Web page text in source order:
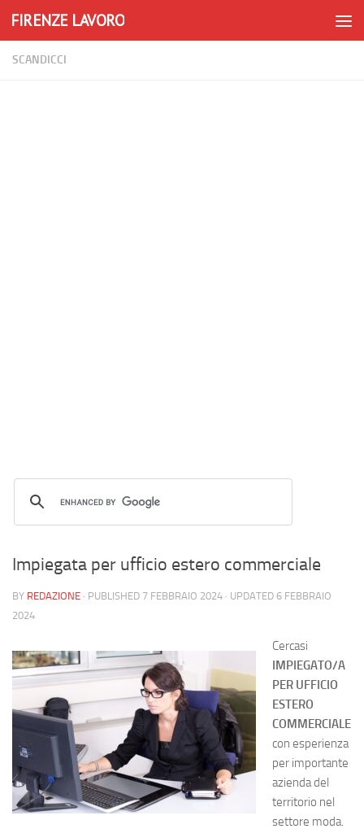
Skip to content
FIRENZE LAVORO
SCANDICCI
Impiegata per ufficio estero commerciale
BY REDAZIONE · PUBLISHED 7 FEBBRAIO 2024 · UPDATED 6 FEBBRAIO
2024
Cercasi
IMPIEGATO/A
PER UFFICIO
ESTERO
COMMERCIALE
con esperienza
per importante
azienda del
territorio nel
settore moda.